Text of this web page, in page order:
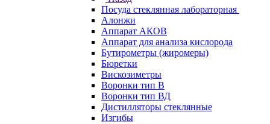
Посуда стеклянная лабораторная
Алонжи
Аппарат АКОВ
Аппарат для анализа кислорода
Бутирометры (жиромеры)
Бюретки
Вискозиметры
Воронки тип В
Воронки тип ВД
Дистилляторы стеклянные
Изгибы